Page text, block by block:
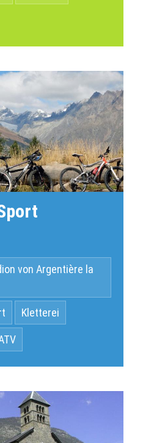
von Argentière la
Kletterei